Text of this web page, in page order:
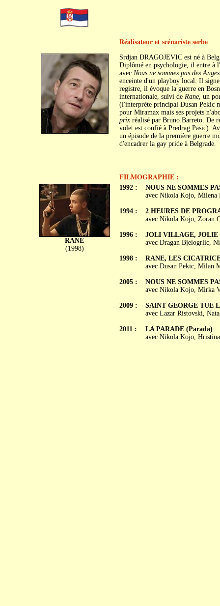
Réalisateur et scénariste serbe
Srdjan DRAGOJEVIC est né à
Diplômé en psychologie, il entre à
avec Nous ne sommes pas des Anges
enceinte d'un playboy local. Il
registre, il évoque la guerre en
internationale, suivi de Rane, un
(l'interprète principal Dusan Pekic
pour Miramax mais ses projets
prixréalisé par Bruno Barreto. De
volet est confié à Predrag Pasic).
un épisode de la première guerre
d'encadrer la gay pride à Belgrade.
FILMOGRAPHIE :
RANE
(1998)
1992 :
1994 :
1996 :
1998 :
2005 :
2009 :
2011 :
NOUS NE SOMMES
avec Nikola Kojo, Milena
2 HEURES DE
avec Nikola Kojo, Zoran
JOLI VILLAGE, JOLIE
avec Dragan Bjelogrlic,
RANE, LES
avec Dusan Pekic, Milan
NOUS NE SOMMES
avec Nikola Kojo, Mirka
SAINT GEORGE TUE
avec Lazar Ristovski,
LA PARADE (Parada)
avec Nikola Kojo,